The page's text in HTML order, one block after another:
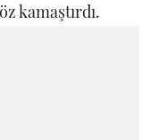
kamaştırdı.